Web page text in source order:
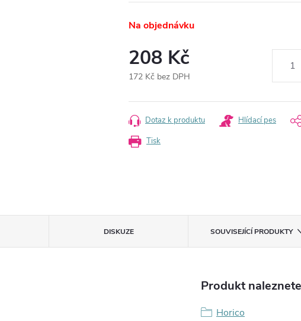
Na objednávku
208 Kč
172 Kč bez DPH
cena:
Tisk
Dotaz k produktu Hlídací pes
DISKUZE SOUVISEJÍCÍ PRODUKTY
Produkt
Horico